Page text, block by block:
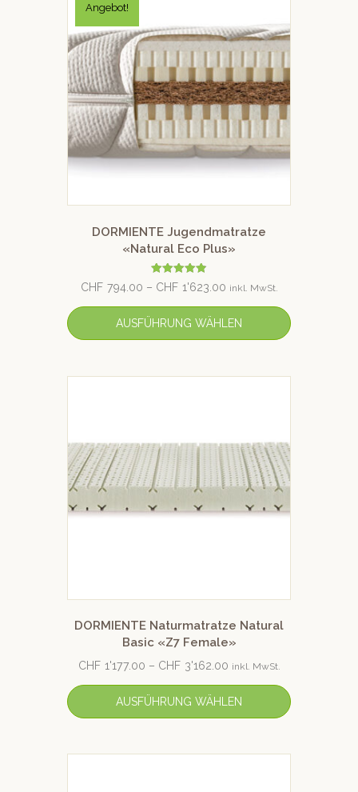
Angebot!
DORMIENTE Jugendmatratze
«Natural Eco Plus»
Bewertet
mit
CHF 794.00 – CHF 1'623.00 inkl. MwSt.
AUSFÜHRUNG WÄHLEN
DORMIENTE Naturmatratze Natural
Basic «Z7 Female»
CHF 1'177.00 – CHF 3'162.00 inkl. MwSt.
AUSFÜHRUNG WÄHLEN